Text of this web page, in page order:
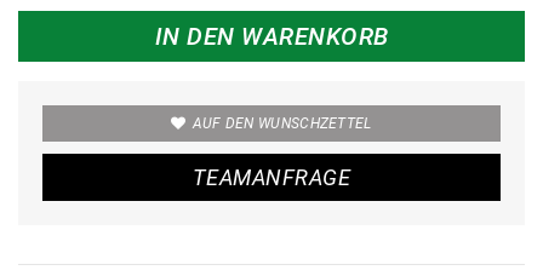
IN DEN WARENKORB
AUF DEN WUNSCHZETTEL
TEAMANFRAGE